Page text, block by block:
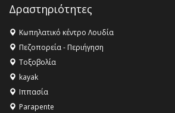
Δραστηριότητες
Κωπηλατικό κέντρο Λουδία
Πεζοπορεία - Περιήγηση
Τοξοβολία
kayak
Ιππασία
Parapente